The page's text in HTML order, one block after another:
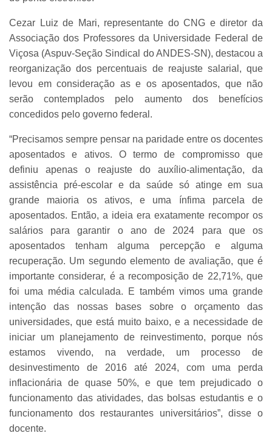
Cezar Luiz de Mari, representante do CNG e diretor da
Associação dos Professores da Universidade Federal de
Viçosa (Aspuv-Seção Sindical do ANDES-SN), destacou a
reorganização dos percentuais de reajuste salarial, que
levou em consideração as e os aposentados, que não
serão contemplados pelo aumento dos benefícios
concedidos pelo governo federal.
“Precisamos sempre pensar na paridade entre os docentes
aposentados e ativos. O termo de compromisso que
definiu apenas o reajuste do auxílio-alimentação, da
assistência pré-escolar e da saúde só atinge em sua
grande maioria os ativos, e uma ínfima parcela de
aposentados. Então, a ideia era exatamente recompor os
salários para garantir o ano de 2024 para que os
aposentados tenham alguma percepção e alguma
recuperação. Um segundo elemento de avaliação, que é
importante considerar, é a recomposição de 22,71%, que
foi uma média calculada. E também vimos uma grande
intenção das nossas bases sobre o orçamento das
universidades, que está muito baixo, e a necessidade de
iniciar um planejamento de reinvestimento, porque nós
estamos vivendo, na verdade, um processo de
desinvestimento de 2016 até 2024, com uma perda
inflacionária de quase 50%, e que tem prejudicado o
funcionamento das atividades, das bolsas estudantis e o
funcionamento dos restaurantes universitários”, disse o
docente.